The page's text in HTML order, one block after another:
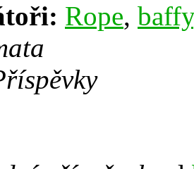
Rope, baffy